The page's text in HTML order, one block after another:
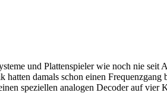
und Plattenspieler wie noch nie seit
damals schon einen Frequenzgang
speziellen analogen Decoder auf vier